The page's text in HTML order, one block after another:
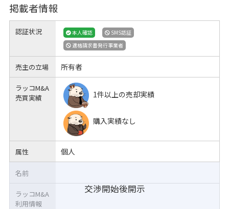
掲載者情報
認証状況 本人確認
SMS認証
適格請求書発行事業者
売主の立場 所有者
ラッコM&A
売買実績
1件以上の売却実績
購入実績なし
属性 個人
交渉開始後開示
名前
ラッコM&A
利用情報